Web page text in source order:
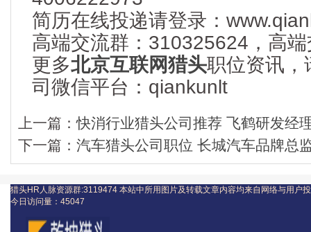
简历在线投递请登录：
高端交流群：310325624，高
更多北京互联网猎头职位资讯，
司微信平台：qiankunlt
上一篇：快消行业猎头公司推荐 飞鹤研发经
下一篇： 汽车猎头公司职位 长城汽车品牌总
猎头HR人脉资源群:3119474 本站中所用图片及转载文章内容均来自网络与用户
今日访问量： 45047